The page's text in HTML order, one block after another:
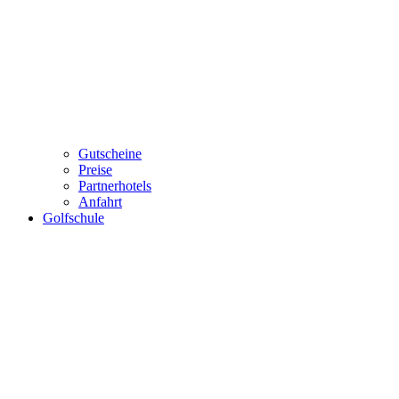
Gutscheine
Preise
Partnerhotels
Anfahrt
Golfschule